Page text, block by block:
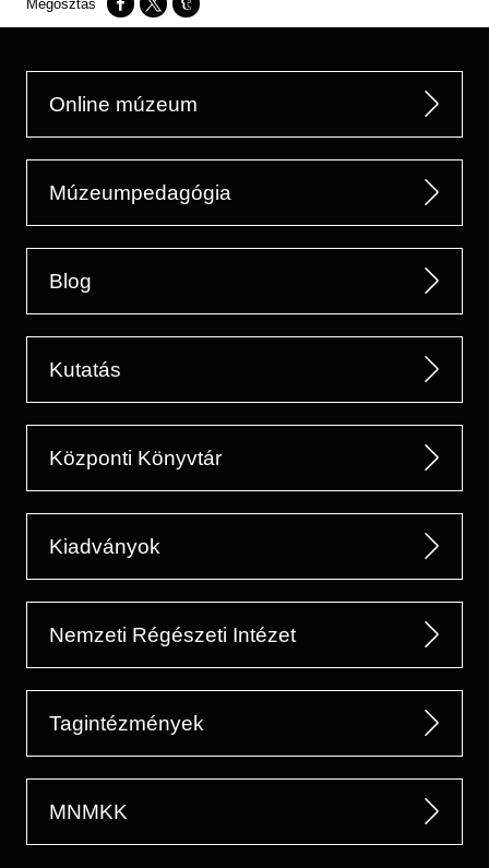
Opens in a new window
Opens in a new window
Opens in a new window
Online múzeum
Múzeumpedagógia
Blog
Kutatás
Központi Könyvtár
Kiadványok
Nemzeti Régészeti Intézet
Tagintézmények
MNMKK